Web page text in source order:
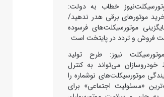
خطاب به دولت:
موتورهای برقی هدر ندهید/
موتورسیکلت‌های فرسوده
فروش و تردد در پایتخت است
نیوز: طرح تولید
می‌تواند به کنترل
موتورسیکلت‌های نوشماره را
«مسئولیت اجتماعی» برای